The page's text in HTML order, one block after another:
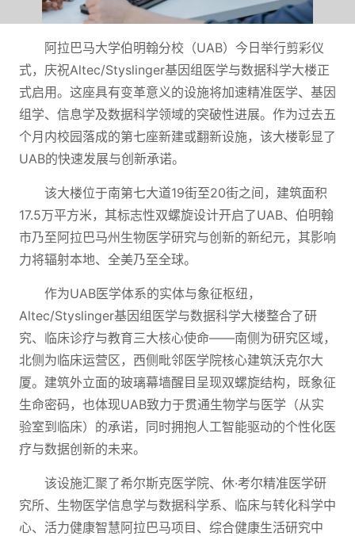
阿拉巴马大学伯明翰分校（UAB）今日举行剪彩仪
式，庆祝Altec/Styslinger基因组医学与数据科学大楼正
式启用。这座具有变革意义的设施将加速精准医学、基因
组学、信息学及数据科学领域的突破性进展。作为过去五
个月内校园落成的第七座新建或翻新设施，该大楼彰显了
UAB的快速发展与创新承诺。
该大楼位于南第七大道19街至20街之间，建筑面积
17.5万平方米，其标志性双螺旋设计开启了UAB、伯明翰
市乃至阿拉巴马州生物医学研究与创新的新纪元，其影响
力将辐射本地、全美乃至全球。
作为UAB医学体系的实体与象征枢纽，
Altec/Styslinger基因组医学与数据科学大楼整合了研
究、临床诊疗与教育三大核心使命——南侧为研究区域，
北侧为临床运营区，西侧毗邻医学院核心建筑沃克尔大
厦。建筑外立面的玻璃幕墙醒目呈现双螺旋结构，既象征
生命密码，也体现UAB致力于贯通生物学与医学（从实
验室到临床）的承诺，同时拥抱人工智能驱动的个性化医
疗与数据创新的未来。
该设施汇聚了希尔斯克医学院、休·考尔精准医学研
究所、生物医学信息学与数据科学系、临床与转化科学中
心、活力健康智慧阿拉巴马项目、综合健康生活研究中